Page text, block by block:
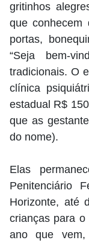
gritinhos
que conhecem
portas,
“Seja bem-
tradicionais. O
clínica
estadual R$
que as
do nome).
Elas
Penitenciário
Horizonte, até
crianças para
ano que